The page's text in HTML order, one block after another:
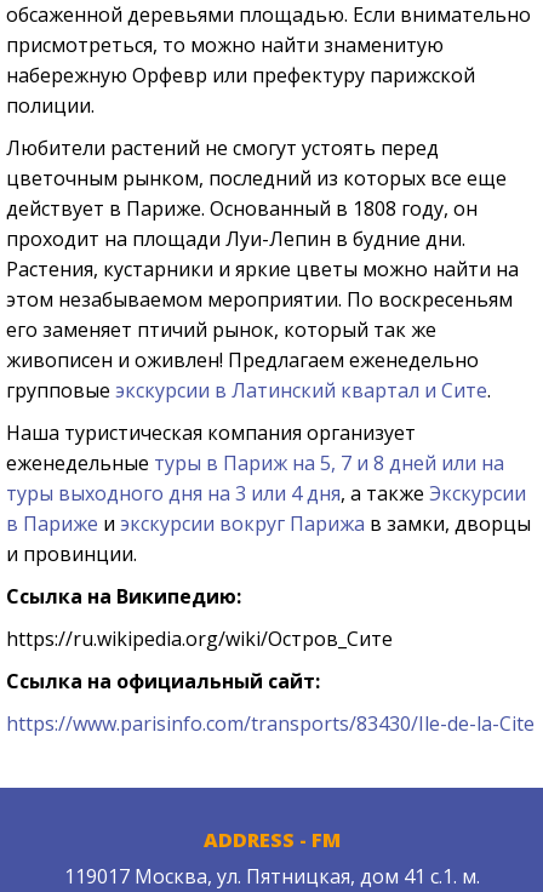
обсаженной деревьями площадью. Если внимательно
присмотреться, то можно найти знаменитую
набережную Орфевр или префектуру парижской
полиции.
Любители растений не смогут устоять перед
цветочным рынком, последний из которых все еще
действует в Париже. Основанный в 1808 году, он
проходит на площади Луи-Лепин в будние дни.
Растения, кустарники и яркие цветы можно найти на
этом незабываемом мероприятии. По воскресеньям
его заменяет птичий рынок, который так же
живописен и оживлен! Предлагаем еженедельно
групповые экскурсии в Латинский квартал и Сите.
Наша туристическая компания организует
еженедельные туры в Париж на 5, 7 и 8 дней или на
туры выходного дня на 3 или 4 дня, а также Экскурсии
в Париже и экскурсии вокруг Парижа в замки, дворцы
и провинции.
Ссылка на Википедию:
https://ru.wikipedia.org/wiki/Остров_Сите
Ссылка на официальный сайт:
https://www.parisinfo.com/transports/83430/Ile-de-la-Cite
ADDRESS - FM
119017 Москва, ул. Пятницкая, дом 41 с.1. м.